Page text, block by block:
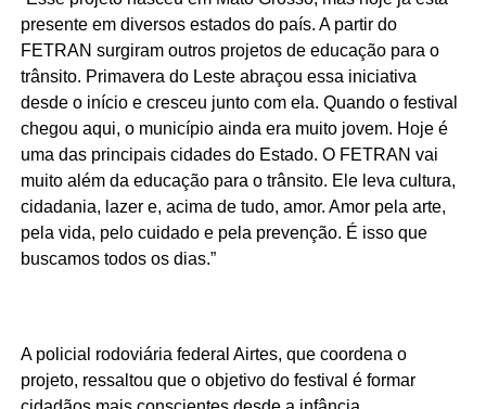
presente em diversos estados do país. A partir do
FETRAN surgiram outros projetos de educação para o
trânsito. Primavera do Leste abraçou essa iniciativa
desde o início e cresceu junto com ela. Quando o festival
chegou aqui, o município ainda era muito jovem. Hoje é
uma das principais cidades do Estado. O FETRAN vai
muito além da educação para o trânsito. Ele leva cultura,
cidadania, lazer e, acima de tudo, amor. Amor pela arte,
pela vida, pelo cuidado e pela prevenção. É isso que
buscamos todos os dias.”
A policial rodoviária federal Airtes, que coordena o
projeto, ressaltou que o objetivo do festival é formar